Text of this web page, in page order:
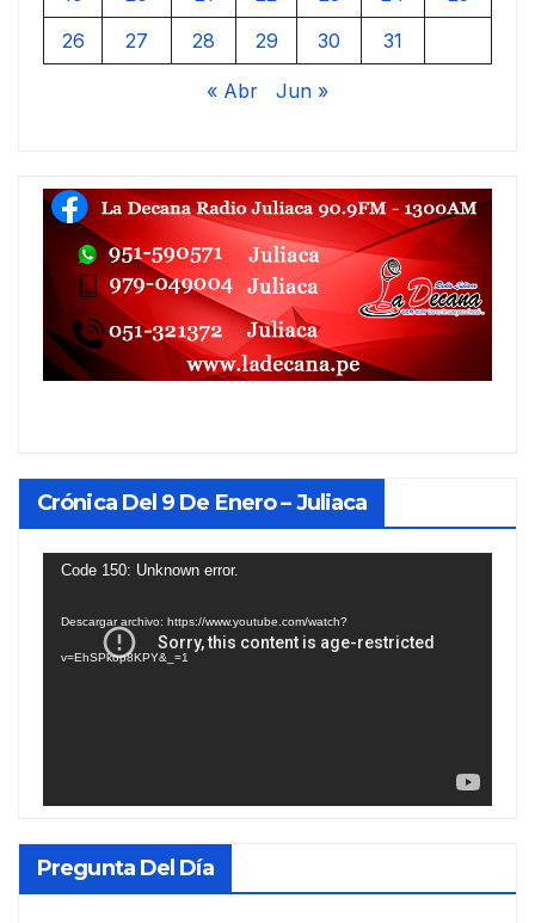
26
27 28 29 30 31
« Abr Jun »
Crónica Del 9 De Enero – Juliaca
Reproductor
Code 150: Unknown error.
Descargar archivo: https://www.youtube.com/watch?
v=EhSPkop8KPY&_=1
Pregunta Del Día